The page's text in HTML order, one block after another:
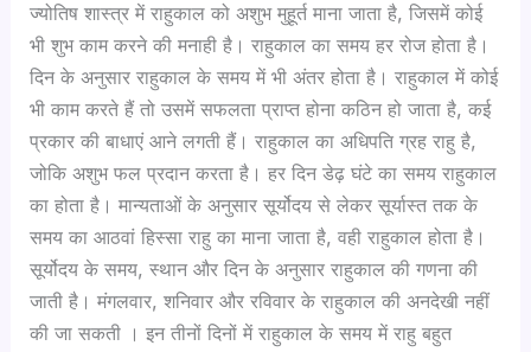
ज्योतिष शास्त्र में राहुकाल को अशुभ मुहूर्त माना जाता है, जिसमें कोई
भी शुभ काम करने की मनाही है। राहुकाल का समय हर रोज होता है।
दिन के अनुसार राहुकाल के समय में भी अंतर होता है। राहुकाल में कोई
भी काम करते हैं तो उसमें सफलता प्राप्त होना कठिन हो जाता है, कई
प्रकार की बाधाएं आने लगती हैं। राहुकाल का अधिपति ग्रह राहु है,
जोकि अशुभ फल प्रदान करता है। हर दिन डेढ़ घंटे का समय राहुकाल
का होता है। मान्यताओं के अनुसार सूर्योदय से लेकर सूर्यास्त तक के
समय का आठवां हिस्सा राहु का माना जाता है, वही राहुकाल होता है।
सूर्योदय के समय, स्थान और दिन के अनुसार राहुकाल की गणना की
जाती है। मंगलवार, शनिवार और रविवार के राहुकाल की अनदेखी नहीं
की जा सकती । इन तीनों दिनों में राहुकाल के समय में राहु बहुत